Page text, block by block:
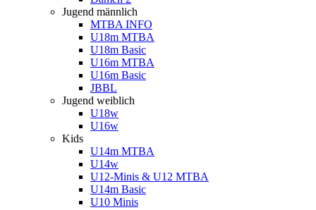
Jugend männlich
MTBA INFO
U18m MTBA
U18m Basic
U16m MTBA
U16m Basic
JBBL
Jugend weiblich
U18w
U16w
Kids
U14m MTBA
U14w
U12-Minis & U12 MTBA
U14m Basic
U10 Minis